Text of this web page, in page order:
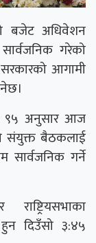
बजेट अधिवेशन
गरेको
आगामी
९५ अनुसार आज
संयुक्त बैठकलाई
सार्वजनिक गर्ने
दिउँसो ३:४५